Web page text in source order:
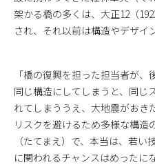
架かる橋の多くは、大正12（
され、それ以前は構造やデザイ
「橋の復興を担った担当者が
同じ構造にしてしまうと、同じ
れてしまううえ、大地震がおき
リスクを避けるため多様な構
（たてまえ）で、本当は、若
に関われるチャンスはめったに